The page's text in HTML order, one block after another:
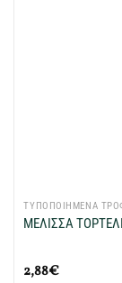
ΤΥΠΟΠΟΙΗΜΕΝΑ
ΜΕΛΙΣΣΑ
2,88€